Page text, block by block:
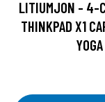
LITIUMJON - 4-
THINKPAD X1